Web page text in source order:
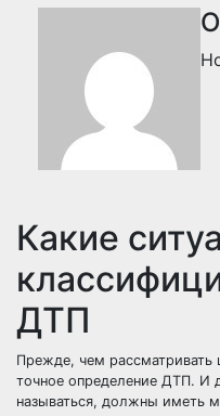
Какие
ДТП
Прежде, чем рассматривать
точное определение ДТП. И
называться, должны иметь